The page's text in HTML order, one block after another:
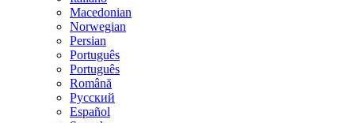
Macedonian
Norwegian
Persian
Português
Português
Română
Русский
Español